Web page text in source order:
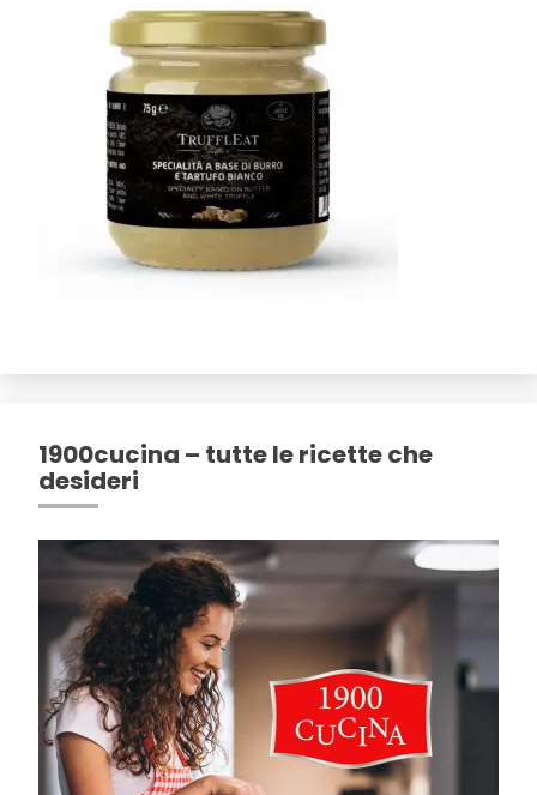
1900cucina – tutte le ricette che
desideri